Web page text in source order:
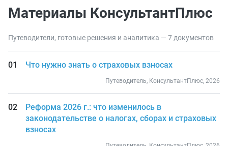
Материалы КонсультантПлюс
Путеводители, готовые решения и аналитика — 7 документов
Что нужно знать о страховых взносах
Путеводитель, КонсультантПлюс, 2026
Реформа 2026 г.: что изменилось в
законодательстве о налогах, сборах и страховых
взносах